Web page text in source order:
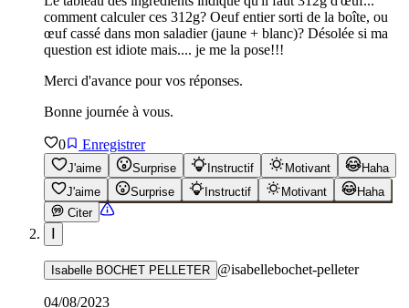
comment calculer ces 312g? Oeuf entier sorti de la boîte, ou
œuf cassé dans mon saladier (jaune + blanc)? Désolée si ma
question est idiote mais.... je me la pose!!!
Merci d'avance pour vos réponses.
Bonne journée à vous.
0 Enregistrer
J'aime Surprise Instructif Motivant
Haha
J'aime
Surprise Instructif Motivant
Haha
Citer
I
Isabelle BOCHET PELLETER @isabellebochet-pelleter
04/08/2023